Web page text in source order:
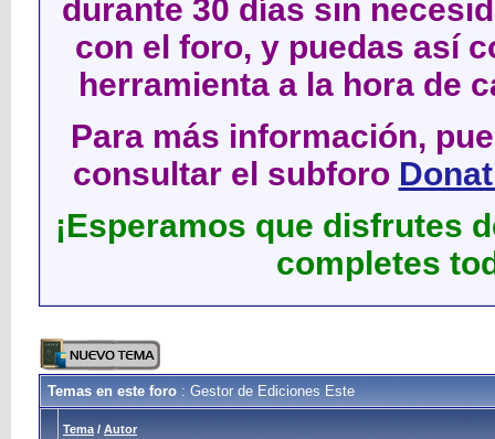
durante 30 días sin
con el foro, y puedas así
herramienta a la hora de
Para más información,
consultar el subforo
¡Esperamos que disfrutes
completes
Temas en este foro : Gestor de Ediciones Este
Tema / Autor